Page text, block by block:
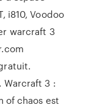
i810, Voodoo
warcraft 3
Warcraft 3 :
of chaos est